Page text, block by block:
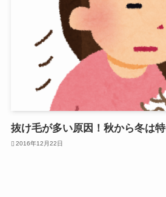
抜け毛が多い原因！秋から冬は
2016年12月22日